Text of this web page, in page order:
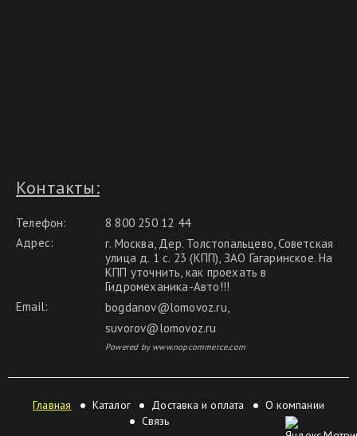
Контакты:
Телефон:
8 800 250 12 44
Адрес:
г. Москва, Дер. Толстопальцево, Советская
улица д. 1 с. 23 (КПП), ЗАО Гагаринское. На
КПП уточнить, как проехать в
Гидромеханика-Авто!!!
Email:
bogdanov@lomovoz.ru,
suvorov@lomovoz.ru
Powered by www.nopcommerce.com
Главная Каталог Доставка и оплата
О компании
Связь